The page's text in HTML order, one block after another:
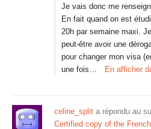
Je vais donc me
En fait quand on est
20h par semaine maxi.
peut-être avoir une
pour changer mon visa
une fois…
En afficher
celine_split a répondu au
Certified copy of the